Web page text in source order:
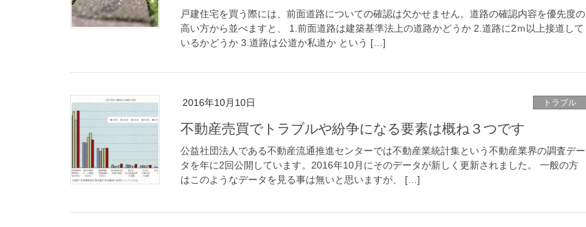
戸建住宅を買う際には、前面道路についての確認は欠かせません。道路の確認内容を優先度の
高い方から並べますと、 1.前面道路は建築基準法上の道路かどうか 2.道路に2ｍ以上接道して
いるかどうか 3.道路は公道か私道か という […]
2016年10月10日 トラブル
不動産売買でトラブルや紛争になる要素は概ね３つです
公益社団法人である不動産流通推進センターでは不動産業統計集という不動産業界の調査デー
タを年に2回公開しています。2016年10月にそのデータが新しく更新されました。 一般の方
はこのようなデータを見る事は無いと思いますが、 […]